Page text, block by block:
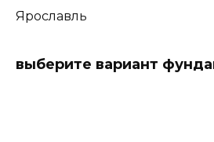
Ярославль
выберите вариант